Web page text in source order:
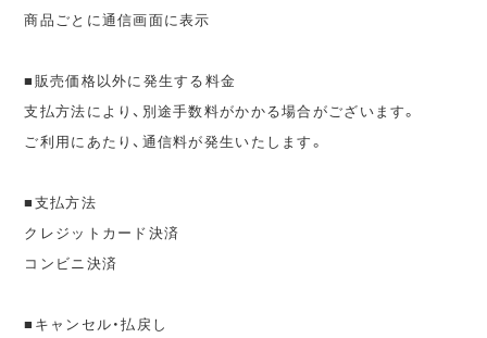
商品ごとに通信画面に表示
■販売価格以外に発生する料金
支払方法により、別途手数料がかかる場合がございます。
ご利用にあたり、通信料が発生いたします。
■支払方法
クレジットカード決済
コンビニ決済
■キャンセル・払戻し